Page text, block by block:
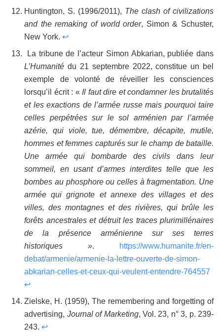
Huntington, S. (1996/2011), The clash of civilizations
and the remaking of world order, Simon & Schuster,
New York. ↩
La tribune de l’acteur Simon Abkarian, publiée dans
L’Humanité du 21 septembre 2022, constitue un bel
exemple de volonté de réveiller les consciences
lorsqu’il écrit : « Il faut dire et condamner les brutalités
et les exactions de l’armée russe mais pourquoi taire
celles perpétrées sur le sol arménien par l’armée
azérie, qui viole, tue, démembre, décapite, mutile,
hommes et femmes capturés sur le champ de bataille.
Une armée qui bombarde des civils dans leur
sommeil, en usant d’armes interdites telle que les
bombes au phosphore ou celles à fragmentation. Une
armée qui grignote et annexe des villages et des
villes, des montagnes et des rivières, qui brûle les
forêts ancestrales et détruit les traces plurimillénaires
de la présence arménienne sur ses terres
historiques ».
https://www.humanite.fr/en-
debat/armenie/armenie-la-lettre-ouverte-de-simon-
abkarian-celles-et-ceux-qui-veulent-entendre-764557
↩
Zielske, H. (1959), The remembering and forgetting of
advertising, Journal of Marketing, Vol. 23, n° 3, p. 239-
243. ↩